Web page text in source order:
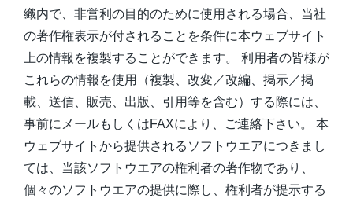
織内で、非営利の目的のために使用される場合、当社
の著作権表示が付されることを条件に本ウェブサイト
上の情報を複製することができます。 利用者の皆様が
これらの情報を使用（複製、改変／改編、掲示／掲
載、送信、販売、出版、引用等を含む）する際には、
事前にメールもしくはFAXにより、ご連絡下さい。 本
ウェブサイトから提供されるソフトウエアにつきまし
ては、当該ソフトウエアの権利者の著作物であり、
個々のソフトウエアの提供に際し、権利者が提示する